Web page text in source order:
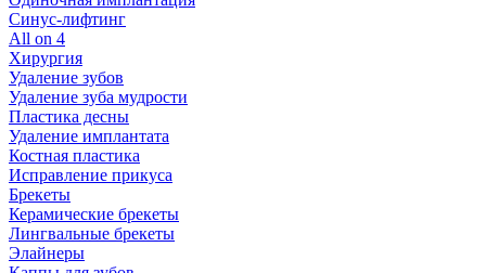
Синус-лифтинг
All on 4
Хирургия
Удаление зубов
Удаление зуба мудрости
Пластика десны
Удаление имплантата
Костная пластика
Исправление прикуса
Брекеты
Керамические брекеты
Лингвальные брекеты
Элайнеры